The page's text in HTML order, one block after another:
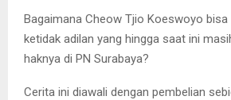
Bagaimana Cheow Tjio Koeswoyo bisa
ketidak adilan yang hingga saat ini
haknya di PN Surabaya?
Cerita ini diawali dengan pembelian